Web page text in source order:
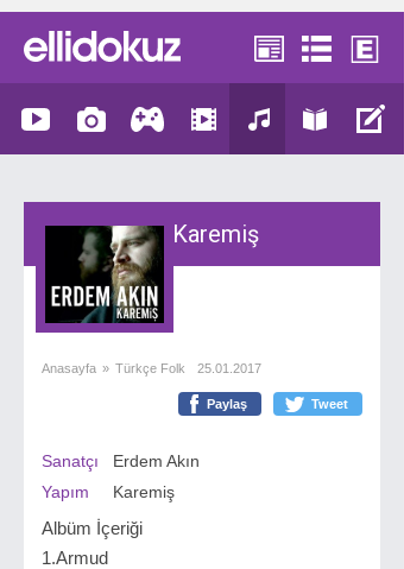
Karemiş
Anasayfa » Türkçe Folk 25.01.2017
Paylaş Tweet
Sanatçı
Erdem Akın
Yapım
Karemiş
Albüm İçeriği
1.Armud